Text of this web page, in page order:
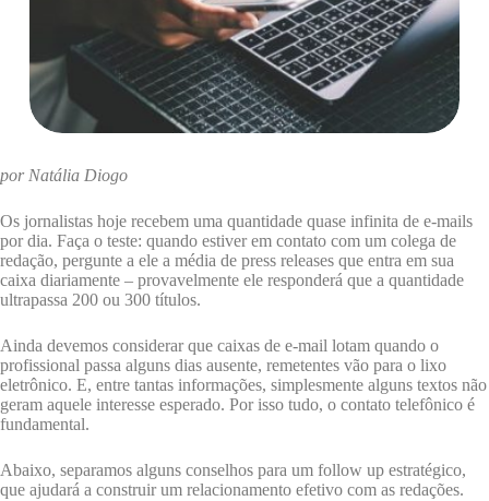
por Natália Diogo
Os jornalistas hoje recebem uma quantidade quase infinita de e-mails
por dia. Faça o teste: quando estiver em contato com um colega de
redação, pergunte a ele a média de press releases que entra em sua
caixa diariamente – provavelmente ele responderá que a quantidade
ultrapassa 200 ou 300 títulos.
Ainda devemos considerar que caixas de e-mail lotam quando o
profissional passa alguns dias ausente, remetentes vão para o lixo
eletrônico. E, entre tantas informações, simplesmente alguns textos não
geram aquele interesse esperado. Por isso tudo, o contato telefônico é
fundamental.
Abaixo, separamos alguns conselhos para um follow up estratégico,
que ajudará a construir um relacionamento efetivo com as redações.